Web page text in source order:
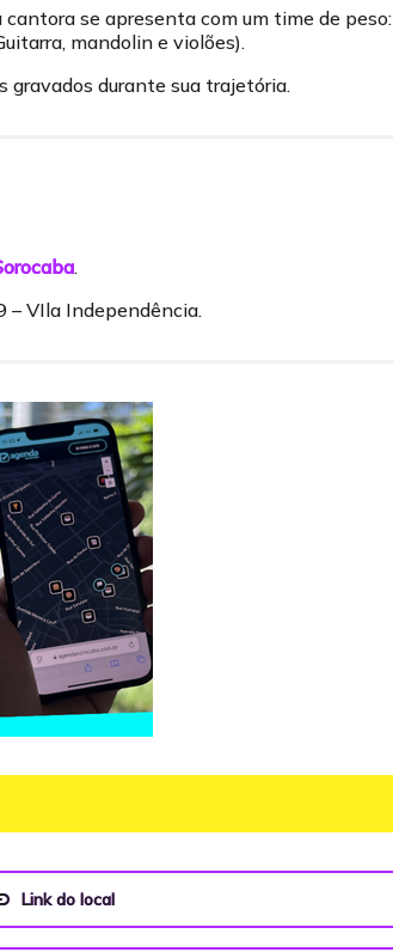
se apresenta com um time de peso:
mandolin e violões).
gravados durante sua trajetória.
.
– VIla Independência.
Link do local